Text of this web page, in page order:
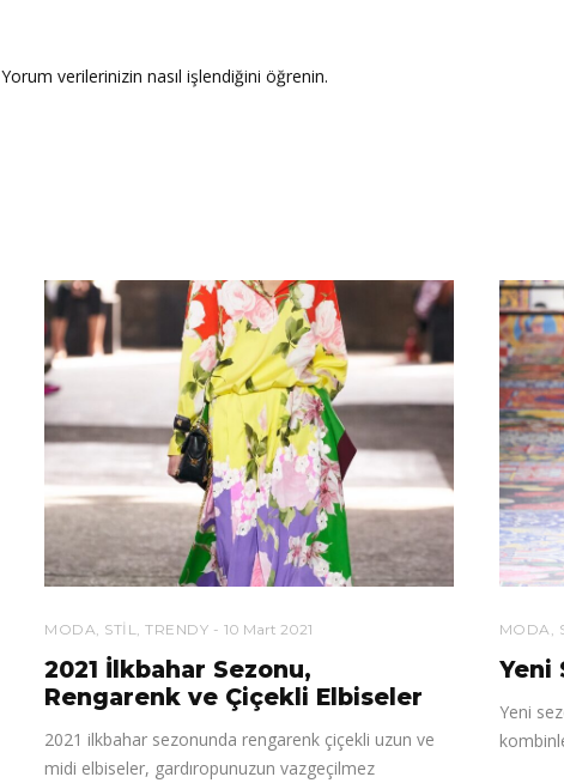
Yorum verilerinizin nasıl işlendiğini öğrenin.
MODA, STIL,TRENDY 10 Mart 2021
2021 İlkbahar Sezonu,
Rengarenk ve Çiçekli Elbiseler
2021 ilkbahar sezonunda rengarenk çiçekli uzun ve
midi elbiseler, gardıropunuzun vazgeçilmez
MODA,
Yeni
Yeni